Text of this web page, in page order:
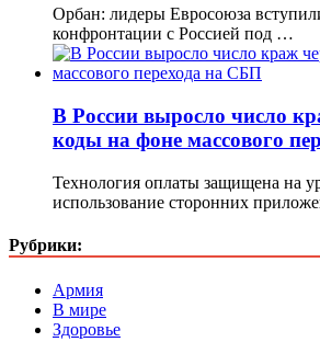
Орбан: лидеры Евросоюза
конфронтации с Россией под …
В России выросло число
коды на фоне массового
Технология оплаты защищена на
использование сторонних
Рубрики:
Армия
В мире
Здоровье